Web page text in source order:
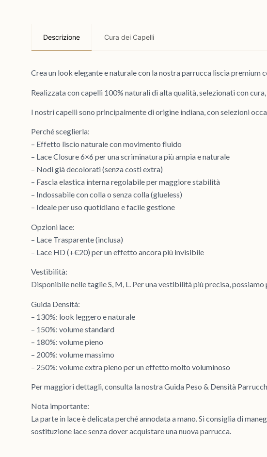
Descrizione Cura dei Capelli
Crea un look elegante e naturale con la nostra parrucca liscia
Realizzata con capelli 100% naturali di alta qualità, selezionati con
I nostri capelli sono principalmente di origine indiana, con selezioni
Perché sceglierla:
– Effetto liscio naturale con movimento fluido
– Lace Closure 6×6 per una scriminatura più ampia e naturale
– Nodi già decolorati (senza costi extra)
– Fascia elastica interna regolabile per maggiore stabilità
– Indossabile con colla o senza colla (glueless)
– Ideale per uso quotidiano e facile gestione
Opzioni lace:
– Lace Trasparente (inclusa)
– Lace HD (+€20) per un effetto ancora più invisibile
Vestibilità:
Disponibile nelle taglie S, M, L. Per una vestibilità più precisa,
Guida Densità:
– 130%: look leggero e naturale
– 150%: volume standard
– 180%: volume pieno
– 200%: volume massimo
– 250%: volume extra pieno per un effetto molto voluminoso
Per maggiori dettagli, consulta la nostra Guida Peso & Densità
Nota importante:
La parte in lace è delicata perché annodata a mano. Si consiglia di
sostituzione lace senza dover acquistare una nuova parrucca.